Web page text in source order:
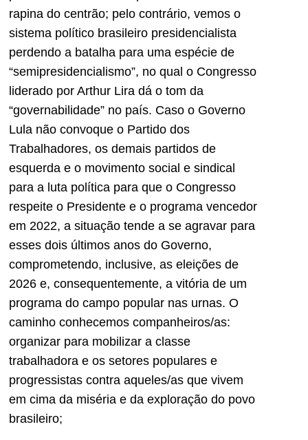
rapina do centrão; pelo contrário, vemos o
sistema político brasileiro presidencialista
perdendo a batalha para uma espécie de
“semipresidencialismo”, no qual o Congresso
liderado por Arthur Lira dá o tom da
“governabilidade” no país. Caso o Governo
Lula não convoque o Partido dos
Trabalhadores, os demais partidos de
esquerda e o movimento social e sindical
para a luta política para que o Congresso
respeite o Presidente e o programa vencedor
em 2022, a situação tende a se agravar para
esses dois últimos anos do Governo,
comprometendo, inclusive, as eleições de
2026 e, consequentemente, a vitória de um
programa do campo popular nas urnas. O
caminho conhecemos companheiros/as:
organizar para mobilizar a classe
trabalhadora e os setores populares e
progressistas contra aqueles/as que vivem
em cima da miséria e da exploração do povo
brasileiro;